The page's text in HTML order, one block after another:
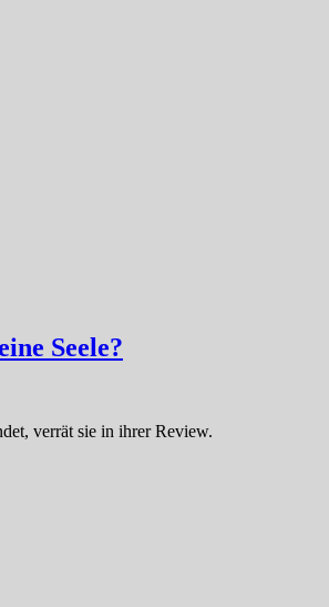
Seele?
verrät sie in ihrer Review.